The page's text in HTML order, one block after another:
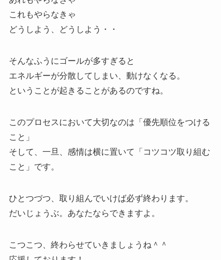
これもやらなきゃ
どうしよう、どうしよう・・
そんなふうにゴールが多すぎると
エネルギーが分散してしまい、動けなくなる。
ということが起きることがあるのですね。
このプロセスにおいて大切なのは「優先順位をつける
こと」
そして、一旦、感情は横に置いて「コツコツ取り組む
こと」です。
ひとつづつ、取り組んでいけば必ず終わります。
だいじょうぶ。あなたならできますよ。
こつこつ、終わらせていきましょうね＾＾